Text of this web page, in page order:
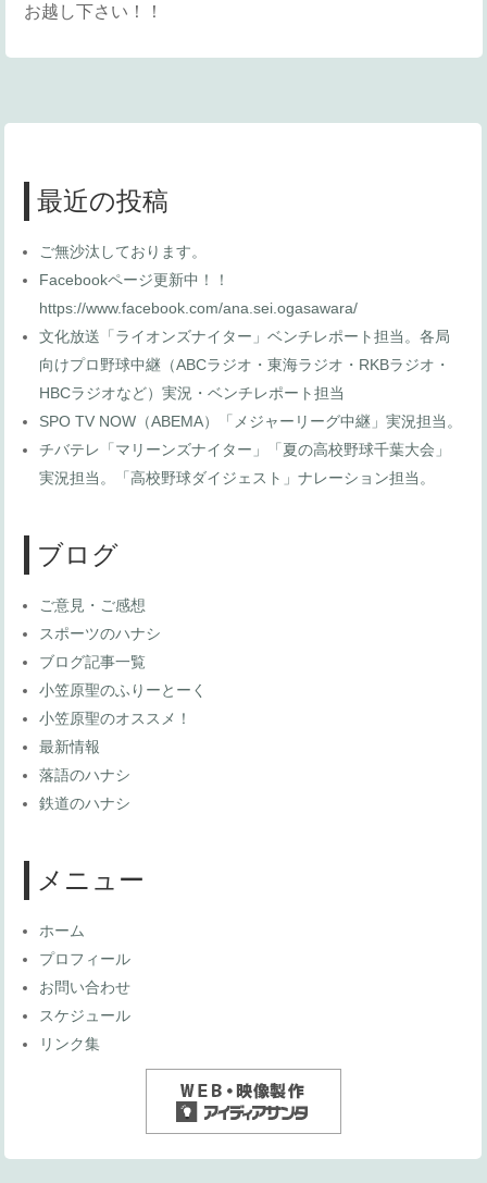
お越し下さい！！
最近の投稿
ご無沙汰しております。
Facebookページ更新中！！
https://www.facebook.com/ana.sei.ogasawara/
文化放送「ライオンズナイター」ベンチレポート担当。各局
向けプロ野球中継（ABCラジオ・東海ラジオ・RKBラジオ・
HBCラジオなど）実況・ベンチレポート担当
SPO TV NOW（ABEMA）「メジャーリーグ中継」実況担当。
チバテレ「マリーンズナイター」「夏の高校野球千葉大会」
実況担当。「高校野球ダイジェスト」ナレーション担当。
ブログ
ご意見・ご感想
スポーツのハナシ
ブログ記事一覧
小笠原聖のふりーとーく
小笠原聖のオススメ！
最新情報
落語のハナシ
鉄道のハナシ
メニュー
ホーム
プロフィール
お問い合わせ
スケジュール
リンク集